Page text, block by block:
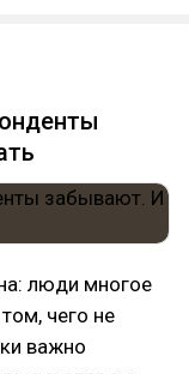
люди многое
чего не
важно